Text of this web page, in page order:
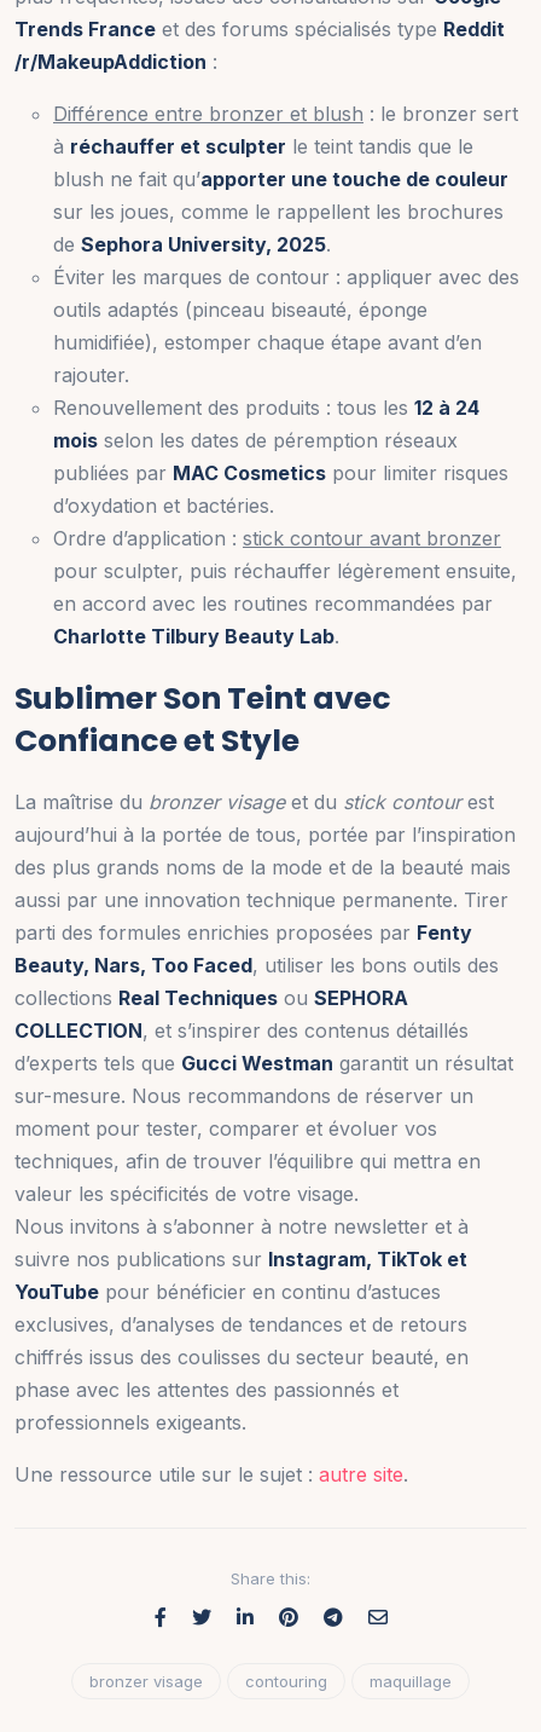
Trends France et des forums spécialisés type Reddit
/r/MakeupAddiction :
Différence entre bronzer et blush : le bronzer sert
à réchauffer et sculpter le teint tandis que le
blush ne fait qu’apporter une touche de couleur
sur les joues, comme le rappellent les brochures
de Sephora University, 2025.
Éviter les marques de contour : appliquer avec des
outils adaptés (pinceau biseauté, éponge
humidifiée), estomper chaque étape avant d’en
rajouter.
Renouvellement des produits : tous les 12 à 24
mois selon les dates de péremption réseaux
publiées par MAC Cosmetics pour limiter risques
d’oxydation et bactéries.
Ordre d’application : stick contour avant bronzer
pour sculpter, puis réchauffer légèrement ensuite,
en accord avec les routines recommandées par
Charlotte Tilbury Beauty Lab.
Sublimer Son Teint avec
Confiance et Style
La maîtrise du bronzer visageet du stick contourest
aujourd’hui à la portée de tous, portée par l’inspiration
des plus grands noms de la mode et de la beauté mais
aussi par une innovation technique permanente. Tirer
parti des formules enrichies proposées par Fenty
Beauty, Nars, Too Faced, utiliser les bons outils des
collections Real Techniques ou SEPHORA
COLLECTION, et s’inspirer des contenus détaillés
d’experts tels que Gucci Westman garantit un résultat
sur-mesure. Nous recommandons de réserver un
moment pour tester, comparer et évoluer vos
techniques, afin de trouver l’équilibre qui mettra en
valeur les spécificités de votre visage.
Nous invitons à s’abonner à notre newsletter et à
suivre nos publications sur Instagram, TikTok et
YouTube pour bénéficier en continu d’astuces
exclusives, d’analyses de tendances et de retours
chiffrés issus des coulisses du secteur beauté, en
phase avec les attentes des passionnés et
professionnels exigeants.
Une ressource utile sur le sujet : autre site.
Share this:
bronzer visage contouring maquillage